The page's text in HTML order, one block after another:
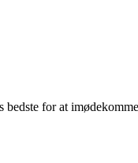
for at